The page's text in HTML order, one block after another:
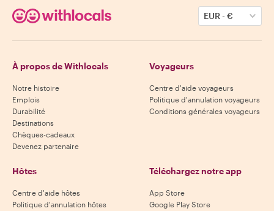
EUR-€
À propos de Withlocals
Notre histoire
Emplois
Durabilité
Destinations
Chèques-cadeaux
Devenez partenaire
Voyageurs
Centre d'aide voyageurs
Politique d'annulation voyageurs
Conditions générales voyageurs
Hôtes
Centre d'aide hôtes
Politique d'annulation hôtes
Téléchargez notre app
App Store
Google Play Store